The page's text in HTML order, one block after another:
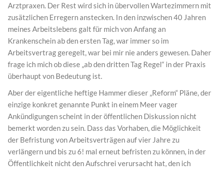
Arztpraxen. Der Rest wird sich in übervollen Wartezimmern mit
zusätzlichen Erregern anstecken. In den inzwischen 40 Jahren
meines Arbeitslebens galt für mich von Anfang an
Krankenschein ab den ersten Tag, war immer so im
Arbeitsvertrag geregelt, war bei mir nie anders gewesen. Daher
frage ich mich ob diese „ab den dritten Tag Regel“ in der Praxis
überhaupt von Bedeutung ist.
Aber der eigentliche heftige Hammer dieser „Reform“ Pläne, der
einzige konkret genannte Punkt in einem Meer vager
Ankündigungen scheint in der öffentlichen Diskussion nicht
bemerkt worden zu sein. Dass das Vorhaben, die Möglichkeit
der Befristung von Arbeitsverträgen auf vier Jahre zu
verlängern und bis zu 6! mal erneut befristen zu können, in der
Öffentlichkeit nicht den Aufschrei verursacht hat, den ich